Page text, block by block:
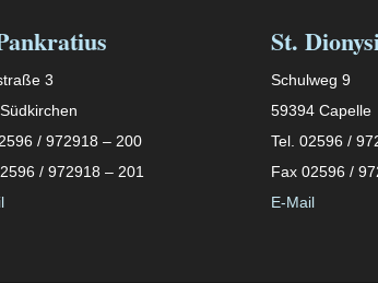
3
/ 972918 – 200
/ 972918 – 201
St.
Schulweg 9
59394 Capelle
Tel. 02596 /
Fax 02596 /
E-Mail